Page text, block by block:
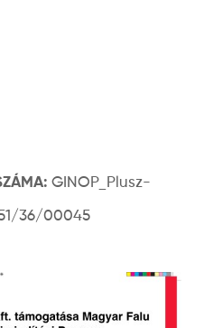
GINOP_Plusz-
36/00045